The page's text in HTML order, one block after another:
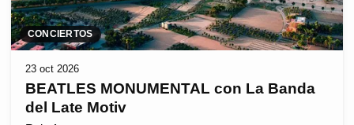
CONCIERTOS
23 oct 2026
BEATLES MONUMENTAL con La Banda
del Late Motiv